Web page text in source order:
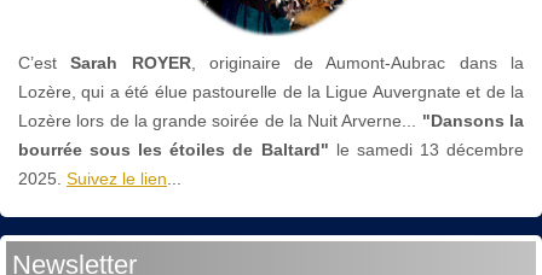
C’estSarah ROYER, originaire de Aumont-Aubrac dans la
Lozère, qui a été élue pastourelle de la Ligue Auvergnate et de la
Lozère lors de la grande soirée de la Nuit Arverne...
"Dansons la
bourrée sous les étoiles de Baltard" le samedi 13 décembre
2025. Suivez le lien
Newsletter